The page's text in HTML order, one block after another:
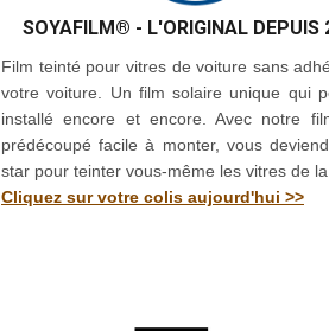
SOYAFILM® - L'ORIGINAL DEPUIS
Film teinté pour vitres de voiture sans
votre voiture. Un film solaire unique qui
installé encore et encore. Avec notre
prédécoupé facile à monter, vous
star pour teinter vous-même les vitres de
Cliquez sur votre colis aujourd'hui >>